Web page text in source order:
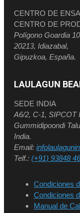
CENTRO DE
CENTRO DE
Polígono Goardia
20213, Idiazabal,
Gipuzkoa, España.
LAULAGUN
SEDE INDIA
A6/2, C-1, SIPCOT
Gummidipoondi
India.
Email:
Telf.: (+91) 93848
Condiciones
Condiciones
Manual de